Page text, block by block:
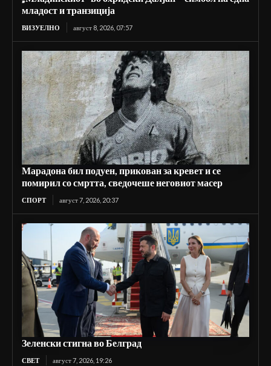
младост и транзиција
ВИЗУЕЛНО август 8, 2026, 07:57
Марадона бил подуен, прикован за кревет и се
помирил со смртта, сведочеше неговиот масер
СПОРТ август 7, 2026, 20:37
Зеленски стигна во Белград
СВЕТ август 7, 2026, 19:26